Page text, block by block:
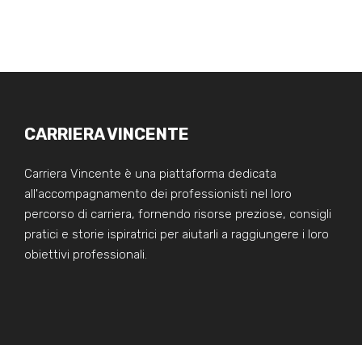
CARRIERA VINCENTE
Carriera Vincente è una piattaforma dedicata
all'accompagnamento dei professionisti nel loro
percorso di carriera, fornendo risorse preziose, consigli
pratici e storie ispiratrici per aiutarli a raggiungere i loro
obiettivi professionali.